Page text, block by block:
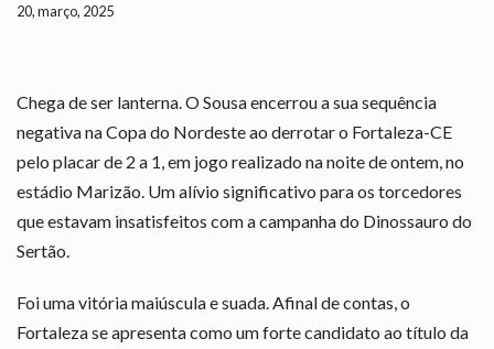
20, março, 2025
Chega de ser lanterna. O Sousa encerrou a sua sequência
negativa na Copa do Nordeste ao derrotar o Fortaleza-CE
pelo placar de 2 a 1, em jogo realizado na noite de ontem, no
estádio Marizão. Um alívio significativo para os torcedores
que estavam insatisfeitos com a campanha do Dinossauro do
Sertão.
Foi uma vitória maiúscula e suada. Afinal de contas, o
Fortaleza se apresenta como um forte candidato ao título da